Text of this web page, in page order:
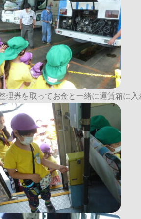
理券を取ってお金と一緒に運賃箱に入